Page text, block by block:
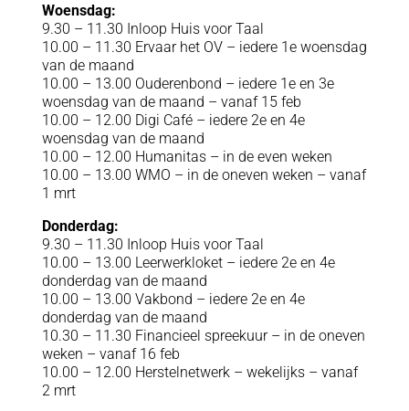
Woensdag:
9.30 – 11.30 Inloop Huis voor Taal
10.00 – 11.30 Ervaar het OV – iedere 1e woensdag
van de maand
10.00 – 13.00 Ouderenbond – iedere 1e en 3e
woensdag van de maand – vanaf 15 feb
10.00 – 12.00 Digi Café – iedere 2e en 4e
woensdag van de maand
10.00 – 12.00 Humanitas – in de even weken
10.00 – 13.00 WMO – in de oneven weken – vanaf
1 mrt
Donderdag:
9.30 – 11.30 Inloop Huis voor Taal
10.00 – 13.00 Leerwerkloket – iedere 2e en 4e
donderdag van de maand
10.00 – 13.00 Vakbond – iedere 2e en 4e
donderdag van de maand
10.30 – 11.30 Financieel spreekuur – in de oneven
weken – vanaf 16 feb
10.00 – 12.00 Herstelnetwerk – wekelijks – vanaf
2 mrt